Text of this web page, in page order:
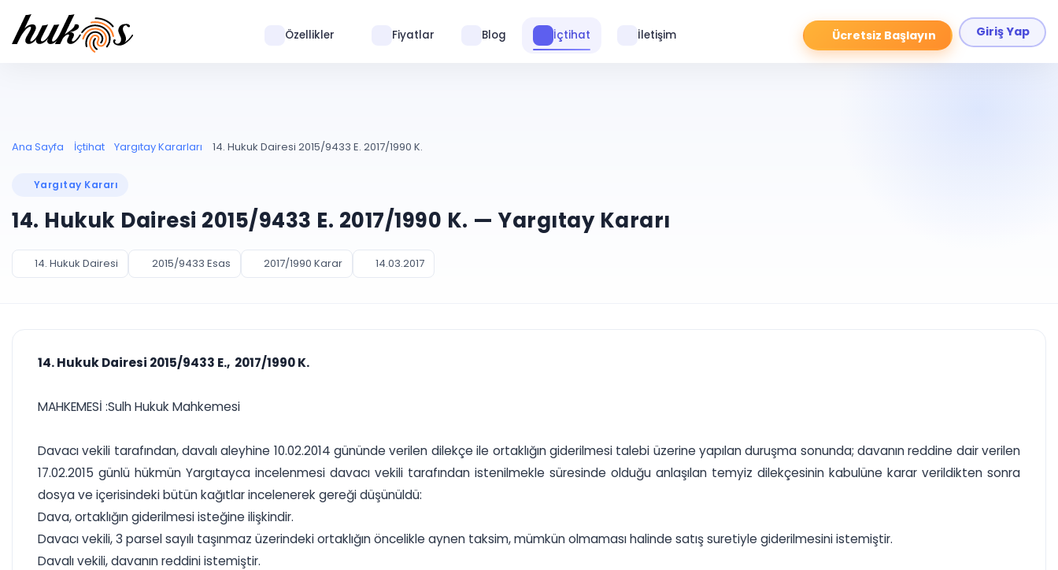
Ücretsiz Başlayın Giriş Yap
Özellikler Fiyatlar Blog İçtihat İletişim
Ana Sayfa İçtihat Yargıtay Kararları 14. Hukuk Dairesi 2015/9433 E. 2017/1990 K.
Yargıtay Kararı
14. Hukuk Dairesi 2015/9433 E. 2017/1990 K. — Yargıtay Kararı
14. Hukuk Dairesi 2015/9433 Esas 2017/1990 Karar 14.03.2017
14. Hukuk Dairesi 2015/9433 E., 2017/1990 K.
MAHKEMESİ :Sulh Hukuk Mahkemesi
Davacı vekili tarafından, davalı aleyhine 10.02.2014 gününde verilen dilekçe ile ortaklığın giderilmesi talebi üzerine yapılan duruşma sonunda; davanın reddine dair verilen
17.02.2015 günlü hükmün Yargıtayca incelenmesi davacı vekili tarafından istenilmekle süresinde olduğu anlaşılan temyiz dilekçesinin kabulüne karar verildikten sonra
dosya ve içerisindeki bütün kağıtlar incelenerek gereği düşünüldü:
Dava, ortaklığın giderilmesi isteğine ilişkindir.
Davacı vekili, 3 parsel sayılı taşınmaz üzerindeki ortaklığın öncelikle aynen taksim, mümkün olmaması halinde satış suretiyle giderilmesini istemiştir.
Davalı vekili, davanın reddini istemiştir.